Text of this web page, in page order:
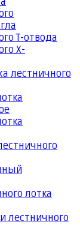
Т-отвода
Х-
лестничного
лотка
лестничного